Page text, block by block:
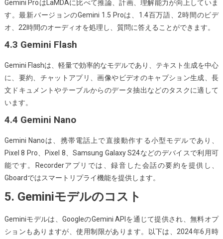
Gemini ProはLaMDAに比べて推論、計画、理解能力が向上していま
す。最新バージョンのGemini 1.5 Proは、1.4百万語、2時間のビデ
オ、22時間のオーディオを処理し、質問に答えることができます。
4.3 Gemini Flash
Gemini Flashは、軽量で効率的なモデルであり、テキスト生成を中心
に、要約、チャットアプリ、画像やビデオのキャプション生成、長
文ドキュメントやテーブルからのデータ抽出などのタスクに適して
います。
4.4 Gemini Nano
Gemini Nanoは、携帯電話上で直接動作する小型モデルであり、
Pixel 8 Pro、Pixel 8、Samsung Galaxy S24などのデバイスで利用可
能です。Recorderアプリでは、録音した会話の要約を提供し、
Gboardではスマートリプライ機能を提供します。
5. Geminiモデルのコスト
Geminiモデルは、GoogleのGemini APIを通じて提供され、無料オプ
ションもありますが、使用制限があります。以下は、2024年6月時